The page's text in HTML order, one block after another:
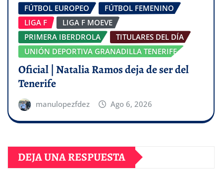
FÚTBOL EUROPEO
FÚTBOL FEMENINO
LIGA F
LIGA F MOEVE
PRIMERA IBERDROLA
TITULARES DEL DÍA
UNIÓN DEPORTIVA GRANADILLA TENERIFE
Oficial | Natalia Ramos deja de ser del
Tenerife
manulopezfdez Ago 6, 2026
DEJA UNA RESPUESTA